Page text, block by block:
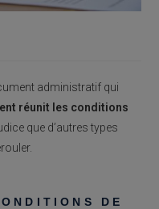
administratif qui
réunit les conditions
que d’autres types
DE